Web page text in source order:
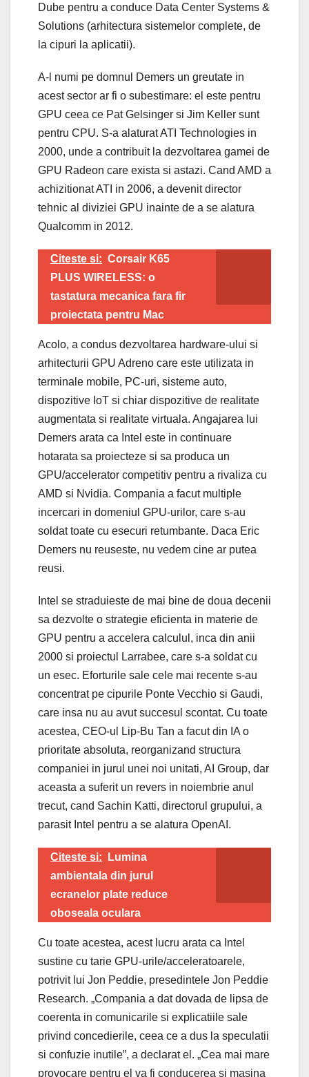
Dube pentru a conduce Data Center Systems &
Solutions (arhitectura sistemelor complete, de
la cipuri la aplicatii).
A-l numi pe domnul Demers un greutate in
acest sector ar fi o subestimare: el este pentru
GPU ceea ce Pat Gelsinger si Jim Keller sunt
pentru CPU. S-a alaturat ATI Technologies in
2000, unde a contribuit la dezvoltarea gamei de
GPU Radeon care exista si astazi. Cand AMD a
achizitionat ATI in 2006, a devenit director
tehnic al diviziei GPU inainte de a se alatura
Qualcomm in 2012.
Citeste si: Corsair K65
PLUS WIRELESS: o
tastatura mecanica fara fir
proiectata pentru Mac
Acolo, a condus dezvoltarea hardware-ului si
arhitecturii GPU Adreno care este utilizata in
terminale mobile, PC-uri, sisteme auto,
dispozitive IoT si chiar dispozitive de realitate
augmentata si realitate virtuala. Angajarea lui
Demers arata ca Intel este in continuare
hotarata sa proiecteze si sa produca un
GPU/accelerator competitiv pentru a rivaliza cu
AMD si Nvidia. Compania a facut multiple
incercari in domeniul GPU-urilor, care s-au
soldat toate cu esecuri retumbante. Daca Eric
Demers nu reuseste, nu vedem cine ar putea
reusi.
Intel se straduieste de mai bine de doua decenii
sa dezvolte o strategie eficienta in materie de
GPU pentru a accelera calculul, inca din anii
2000 si proiectul Larrabee, care s-a soldat cu
un esec. Eforturile sale cele mai recente s-au
concentrat pe cipurile Ponte Vecchio si Gaudi,
care insa nu au avut succesul scontat. Cu toate
acestea, CEO-ul Lip-Bu Tan a facut din IA o
prioritate absoluta, reorganizand structura
companiei in jurul unei noi unitati, AI Group, dar
aceasta a suferit un revers in noiembrie anul
trecut, cand Sachin Katti, directorul grupului, a
parasit Intel pentru a se alatura OpenAI.
Citeste si:
Lumina
ambientala din jurul
ecranelor plate reduce
oboseala oculara
Cu toate acestea, acest lucru arata ca Intel
sustine cu tarie GPU-urile/acceleratoarele,
potrivit lui Jon Peddie, presedintele Jon Peddie
Research. „Compania a dat dovada de lipsa de
coerenta in comunicarile si explicatiile sale
privind concedierile, ceea ce a dus la speculatii
si confuzie inutile”, a declarat el. „Cea mai mare
provocare pentru el va fi conducerea si masina